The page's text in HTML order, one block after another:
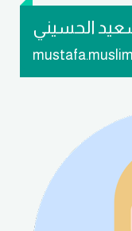
الحسيني